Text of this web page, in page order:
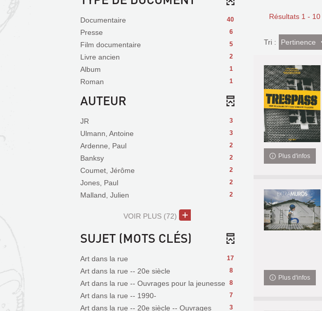
Résultats 1 - 10
Tri :(Effet
imédiat)
Pertinence
Plus d'infos
Plus d'infos
40
Documentaire
6
Presse
5
Film documentaire
2
Livre ancien
1
Album
1
Roman
AUTEUR
3
JR
3
Ulmann, Antoine
2
Ardenne, Paul
2
Banksy
2
Coumet, Jérôme
2
Jones, Paul
2
Malland, Julien
VOIR PLUS (72)
SUJET (MOTS CLÉS)
17
Art dans la rue
8
Art dans la rue -- 20e siècle
8
Art dans la rue -- Ouvrages pour la jeunesse
7
Art dans la rue -- 1990-
3
Art dans la rue -- 20e siècle -- Ouvrages